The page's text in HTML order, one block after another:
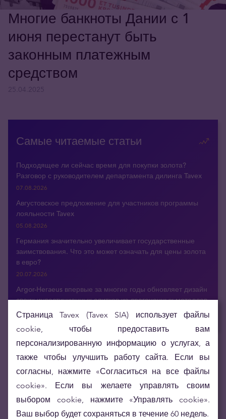
Многие банкноты Дании с 1
июня перестанут быть
законным платежным
средством
Самые читаемые статьи
Подходящее ли сейчас время для покупки золота?
Разговор с руководителем департамента дилинга Tavex
07.08.2026
Августовское предложение для участников программы
лояльности Tavex
05.08.2026
Германия значительно увеличивает государственные
заимствования. Что это может означать для цены золота
в евро?
20.07.2026
Argor-Heraeus впервые за многие годы обновляет дизайн
своих инвестиционных слитков из драгоценных металлов
16.07.2026
Получайте актуальные новости по э-почте
Страница Tavex (Tavex SIA) использует файлы
cookie, чтобы предоставить вам
персонализированную информацию о услугах, а
также чтобы улучшить работу сайта. Если вы
согласны, нажмите «Согласиться на все файлы
cookie». Если вы желаете управлять своим
выбором cookie, нажмите «Управлять cookie».
Ваш выбор будет сохраняться в течение 60 недель.